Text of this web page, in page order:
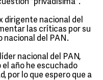
"privadísima".
dirigente nacional del
las críticas por su
nacional del PAN.
nacional del PAN,
año he escuchado
por lo que espero que a